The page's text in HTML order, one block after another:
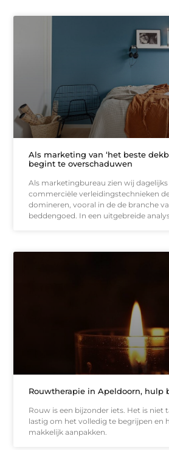
Als marketing van ‘het beste
begint te overschaduwen
Als marketingbureau zien wij
commerciële verleidingstechnieken
domineren, vooral in de de branche
beddengoed. In een uitgebreide
Rouwtherapie in Apeldoorn, hulp
Rouw is een bijzonder iets. Het is niet
lastig om het volledig te begrijpen en
makkelijk aanpakken.